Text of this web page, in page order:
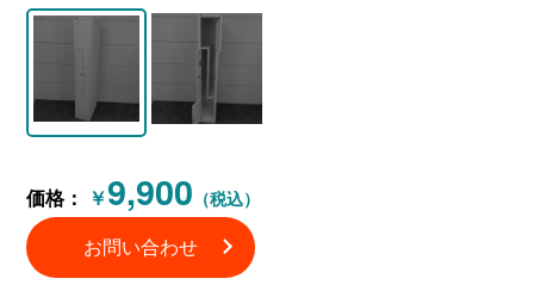
価格： ￥9,900 （税込）
お問い合わせ